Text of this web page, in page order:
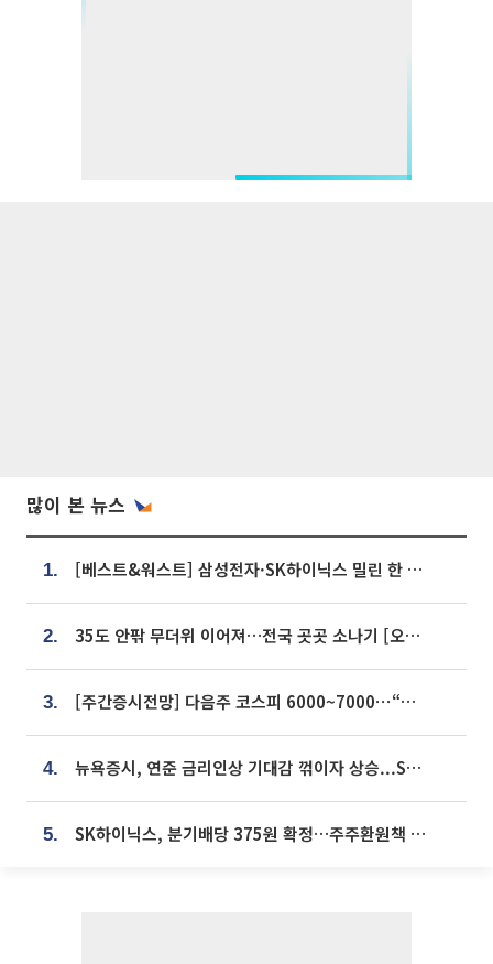
많이 본 뉴스
1. [베스트&워스트] 삼성전자·SK하이닉스 밀린 한 주…상상인증권은 85% 급등
2. 35도 안팎 무더위 이어져…전국 곳곳 소나기 [오늘 날씨]
3. [주간증시전망] 다음주 코스피 6000~7000⋯“外人 수급은 정책이 변수”
4. 뉴욕증시, 연준 금리인상 기대감 꺾이자 상승...S&P500 사상 최고치 [종합]
5. SK하이닉스, 분기배당 375원 확정…주주환원책 9월로 앞당겨 발표